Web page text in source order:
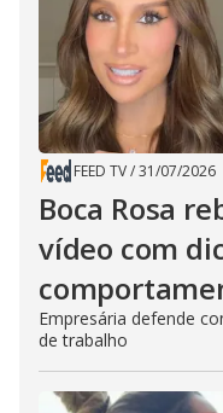
FEED TV/31/07/2026
Boca Rosa
vídeo com
Empresária defende
de trabalho